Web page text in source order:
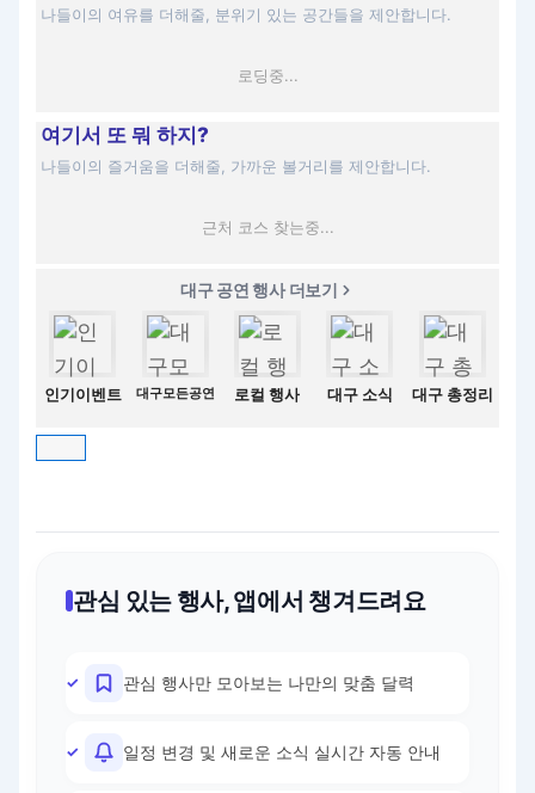
나들이의 여유를 더해줄, 분위기 있는 공간들을 제안합니다.
로딩중...
여기서 또 뭐 하지?
나들이의 즐거움을 더해줄, 가까운 볼거리를 제안합니다.
근처 코스 찾는중...
대구 공연 행사 더보기
인기이벤트 대구모든공연 로컬 행사 대구 소식 대구 총정리
관심 있는 행사, 앱에서 챙겨드려요
관심 행사만 모아보는 나만의 맞춤 달력
일정 변경 및 새로운 소식 실시간 자동 안내